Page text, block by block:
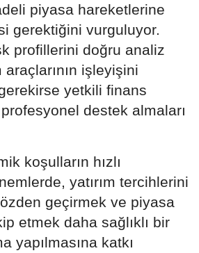
piyasa hareketlerine
gerektiğini vurguluyor.
profillerini doğru analiz
araçlarının işleyişini
yetkili finans
destek almaları
koşulların hızlı
yatırım tercihlerini
geçirmek ve piyasa
etmek daha sağlıklı bir
yapılmasına katkı